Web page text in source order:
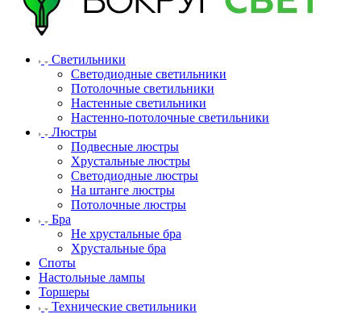
Светильники
Светодиодные светильники
Потолочные светильники
Настенные светильники
Настенно-потолочные светильники
Люстры
Подвесные люстры
Хрустальные люстры
Светодиодные люстры
На штанге люстры
Потолочные люстры
Бра
Не хрустальные бра
Хрустальные бра
Споты
Настольные лампы
Торшеры
Технические светильники